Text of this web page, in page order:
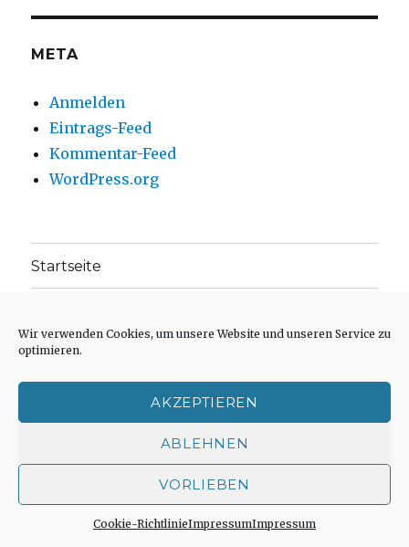
Wir verwenden Cookies, um unsere Website und unseren Service zu
optimieren.
AKZEPTIEREN
ABLEHNEN
VORLIEBEN
Cookie-RichtlinieImpressumImpressum
anzeigenanzeigen
META
Anmelden
Eintrags-Feed
Kommentar-Feed
WordPress.org
Startseite
Weitere Veröffentlichungen in Büchern oder
Einleitungstext: Fragen zur inhaltlichen
Position der Homepage und zum Begriff des
Einladung zur Mitarbeit: Rezensionen,
Aufsätze, Gedichte und Predigten